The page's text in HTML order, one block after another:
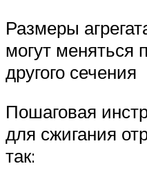
Размеры
могут меняться
другого сечения
Пошаговая
для сжигания
так: